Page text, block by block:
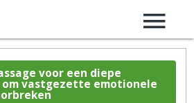
voor een diepe
vastgezette emotionele